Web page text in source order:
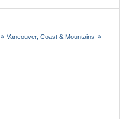
Vancouver, Coast & Mountains